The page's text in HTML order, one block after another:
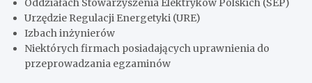
Oddziałach Stowarzyszenia Elektryków Polskich (SEP)
Urzędzie Regulacji Energetyki (URE)
Izbach inżynierów
Niektórych firmach posiadających uprawnienia do
przeprowadzania egzaminów